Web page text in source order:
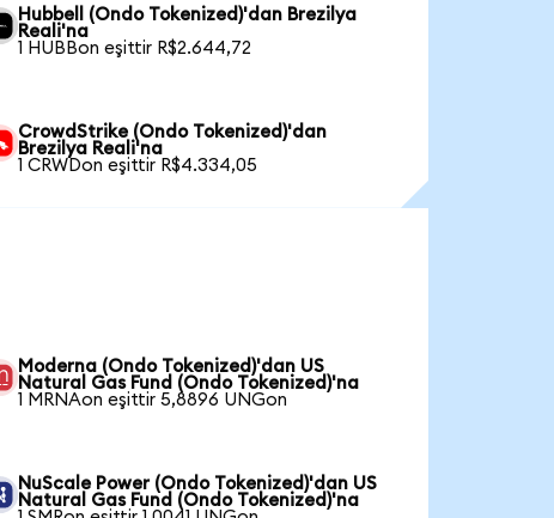
Hubbell (Ondo Tokenized)'dan Brezilya
Reali'na
1 HUBBon eşittir R$2.644,72
CrowdStrike (Ondo Tokenized)'dan
Brezilya Reali'na
1 CRWDon eşittir R$4.334,05
Moderna (Ondo Tokenized)'dan US
Natural Gas Fund (Ondo Tokenized)'na
1 MRNAon eşittir 5,8896 UNGon
NuScale Power (Ondo Tokenized)'dan US
Natural Gas Fund (Ondo Tokenized)'na